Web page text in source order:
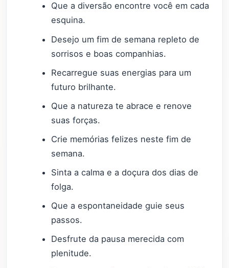
Que a diversão encontre você em cada
esquina.
Desejo um fim de semana repleto de
sorrisos e boas companhias.
Recarregue suas energias para um
futuro brilhante.
Que a natureza te abrace e renove
suas forças.
Crie memórias felizes neste fim de
semana.
Sinta a calma e a doçura dos dias de
folga.
Que a espontaneidade guie seus
passos.
Desfrute da pausa merecida com
plenitude.